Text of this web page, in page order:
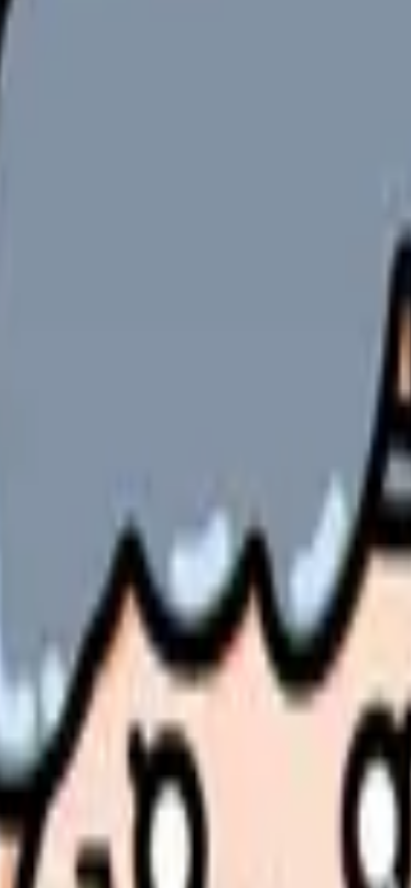
佐久
域に中核病院と訪問看護の求人がある
、広域通勤と冬季移動の確認が重要
訪問看護、介護施設、回復期・療養、健診、美容クリニック
で解決するか職場を変えるか
ら駐車場と冬季・雨天時も確認する。
業代、賞与算定を分けて見る。
を確認する。
者の有無を確認する。
績を見る。
の部屋で少し話してみませんか
て、何がつらいのか、辞めるべきか、少し休むべ